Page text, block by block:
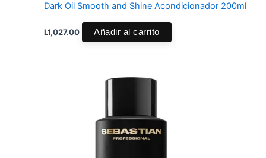
Dark Oil Smooth and Shine Acondicionador 200ml
L1,027.00 Añadir al carrito